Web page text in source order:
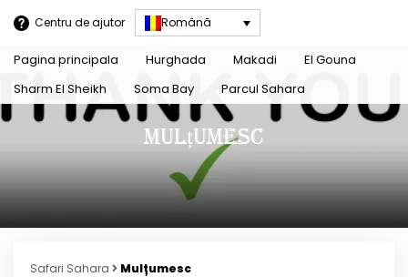
Centru de ajutor Română
Pagina principala Hurghada Makadi
El Gouna
Sharm El Sheikh
Soma Bay Parcul Sahara
Mulțumesc
Safari Sahara Mulțumesc